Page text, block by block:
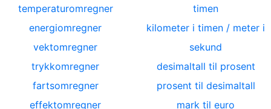
temperaturomregner
energiomregner
vektomregner
trykkomregner
fartsomregner
effektomregner
timen
kilometer i timen / meter i
sekund
desimaltall til prosent
prosent til desimaltall
mark til euro